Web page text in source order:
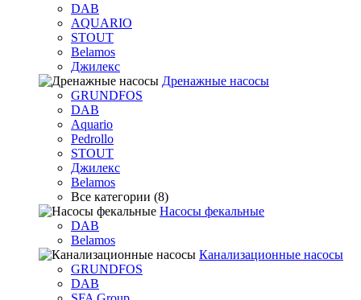
DAB
AQUARIO
STOUT
Belamos
Джилекс
Дренажные насосы
GRUNDFOS
DAB
Aquario
Pedrollo
STOUT
Джилекс
Belamos
Все категории (8)
Насосы фекальные
DAB
Belamos
Канализационные насосы
GRUNDFOS
DAB